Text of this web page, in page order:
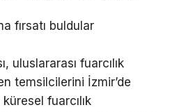
fırsatı buldular
uluslararası fuarcılık
temsilcilerini İzmir’de
fuarcılık